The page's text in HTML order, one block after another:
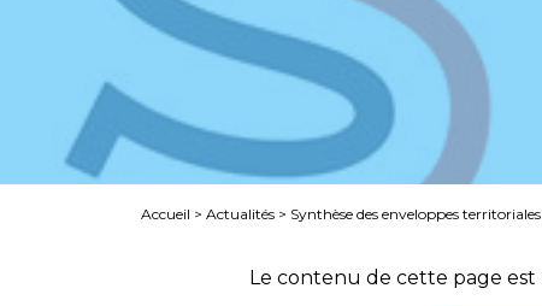
Accueil > Actualités > Synthèse des enveloppes
Le contenu de cette page